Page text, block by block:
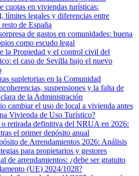
cuotas en viviendas turísticas:
límites legales y diferencias entre
de España
de gastos en comunidades: buena
como escudo legal
la Propiedad y el control civil del
el caso de Sevilla bajo el nuevo
supletorias en la Comunidad
suspensiones y la falta de
de la Administración
cambiar el uso de local a vivienda antes
Vivienda de Uso Turístico?
retirada definitiva del NRUA en 2026:
el primer depósito anual
de Arrendamientos 2026: Análisis
para propietarios y gestores
de arrendamientos: ¿debe ser gratuito
(UE) 2024/1028?